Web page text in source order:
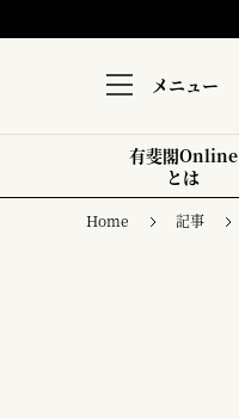
メニュー
有斐閣Online
とは
Home 記事